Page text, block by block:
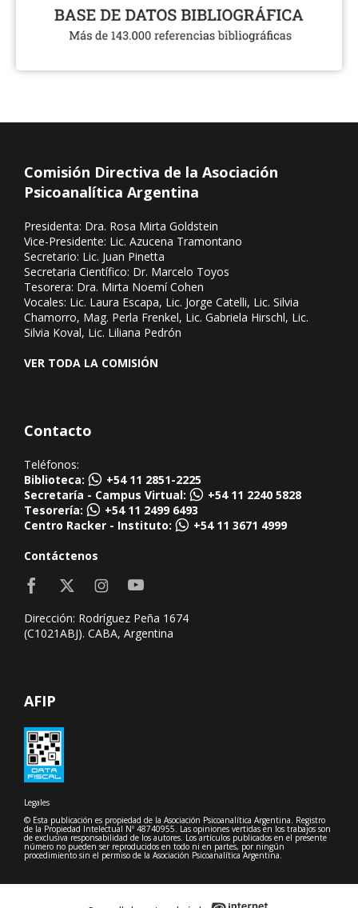
Comisión Directiva de la Asociación
Psicoanalítica Argentina
Presidenta: Dra. Rosa Mirta Goldstein
Vice-Presidente: Lic. Azucena Tramontano
Secretario: Lic. Juan Pinetta
Secretaria Científico: Dr. Marcelo Toyos
Tesorera: Dra. Mirta Noemí Cohen
Vocales: Lic. Laura Escapa, Lic. Jorge Catelli, Lic. Silvia
Chamorro, Mag. Perla Frenkel, Lic. Gabriela Hirschl, Lic.
Silvia Koval, Lic. Liliana Pedrón
VER TODA LA COMISIÓN
Contacto
Teléfonos:
Biblioteca:
+54 11 2851-2225
Secretaría - Campus Virtual:
+54 11 2240 5828
Tesorería:
+54 11 2499 6493
Centro Racker - Instituto:
+54 11 3671 4999
Contáctenos
Dirección: Rodríguez Peña 1674
(C1021ABJ). CABA, Argentina
AFIP
Legales
© Esta publicación es propiedad de la Asociación Psicoanalítica Argentina. Registro
de la Propiedad Intelectual Nº 48740955. Las opiniones vertidas en los trabajos son
de exclusiva responsabilidad de los autores. Los artículos publicados en el presente
número no pueden ser reproducidos en todo ni en partes, por ningún
procedimiento sin el permiso de la Asociación Psicoanalítica Argentina.